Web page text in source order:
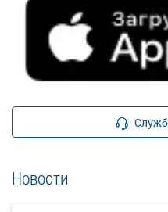
Новости